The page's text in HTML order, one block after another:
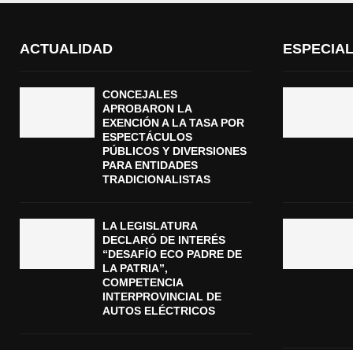
ACTUALIDAD
CONCEJALES
APROBARON LA
EXENCIÓN A LA TASA POR
ESPECTÁCULOS
PÚBLICOS Y DIVERSIONES
PARA ENTIDADES
TRADICIONALISTAS
LA LEGISLATURA
DECLARÓ DE INTERÉS
“DESAFÍO ECO PADRE DE
LA PATRIA”,
COMPETENCIA
INTERPROVINCIAL DE
AUTOS ELÉCTRICOS